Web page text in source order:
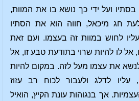
ועל ידי כך נושא בו את המוות,
חג מיכאל, חווה הוא את הסתיו
לחוש במוות זה בעצמו. ועם זאת
אל לו להיות שרוי בתודעת טבע זו, אל
לנשא את עצמו מעל לזה. במקום להיות
עליו לדלג ולעבור לכוח רב עזוז
אך בנגוהות עונת הקיץ, הואיל